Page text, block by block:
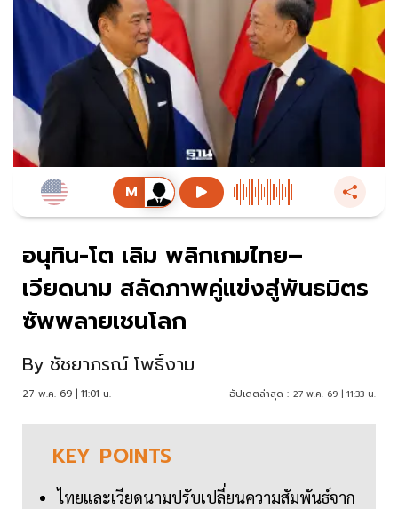
อนุทิน-โต เลิม พลิกเกมไทย–
เวียดนาม สลัดภาพคู่แข่งสู่พันธมิตร
ซัพพลายเชนโลก
By ชัชยาภรณ์ โพธิ์งาม
27 พ.ค. 69 | 11:01 น. อัปเดตล่าสุด : 27 พ.ค. 69 | 11:33 น.
KEY POINTS
ไทยและเวียดนามปรับเปลี่ยนความสัมพันธ์จาก